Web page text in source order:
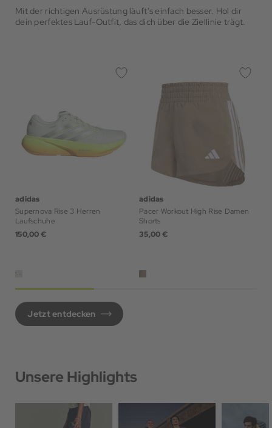
Mit der richtigen Ausrüstung läuft's einfach besser. Hol dir
dein perfektes Lauf-Outfit, das dich über die Ziellinie trägt.
adidas
Supernova Rise 3 Herren
Laufschuhe
150,00 €
adidas
Pacer Workout High Rise Damen
Shorts
35,00 €
Jetzt entdecken
Unsere Highlights